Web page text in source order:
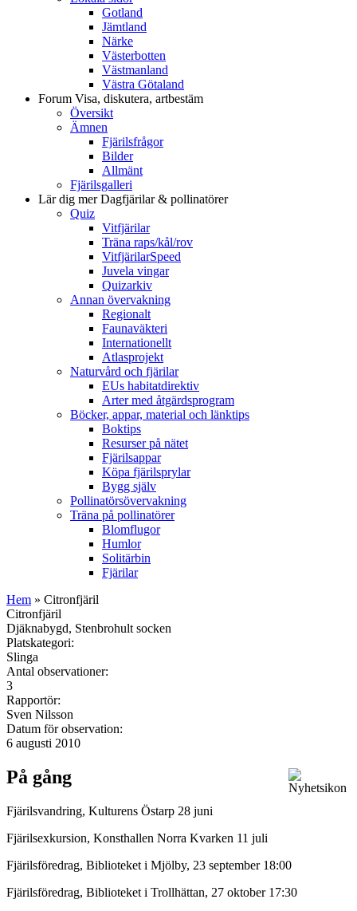
Gotland
Jämtland
Närke
Västerbotten
Västmanland
Västra Götaland
Forum Visa, diskutera, artbestäm
Översikt
Ämnen
Fjärilsfrågor
Bilder
Allmänt
Fjärilsgalleri
Lär dig merDagfjärilar & pollinatörer
Quiz
Vitfjärilar
Träna raps/kål/rov
VitfjärilarSpeed
Juvela vingar
Quizarkiv
Annan övervakning
Regionalt
Faunaväkteri
Internationellt
Atlasprojekt
Naturvård och fjärilar
EUs habitatdirektiv
Arter med åtgärdsprogram
Böcker, appar, material och länktips
Boktips
Resurser på nätet
Fjärilsappar
Köpa fjärilsprylar
Bygg själv
Pollinatörsövervakning
Träna på pollinatörer
Blomflugor
Humlor
Solitärbin
Fjärilar
Hem » Citronfjäril
Citronfjäril
Djäknabygd, Stenbrohult socken
Platskategori:
Slinga
Antal observationer:
3
Rapportör:
Sven Nilsson
Datum för observation:
6 augusti 2010
På gång
Fjärilsvandring, Kulturens Östarp 28 juni
Fjärilsexkursion, Konsthallen Norra Kvarken 11 juli
Fjärilsföredrag, Biblioteket i Mjölby, 23 september 18:00
Fjärilsföredrag, Biblioteket i Trollhättan, 27 oktober 17:30